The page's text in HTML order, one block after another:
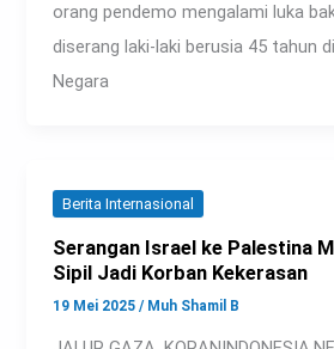
orang pendemo mengalami luka
diserang laki-laki berusia 45 tahun
Negara
Berita Internasional
Serangan Israel ke Palestina
Sipil Jadi Korban Kekerasan
19 Mei 2025/ Muh Shamil B